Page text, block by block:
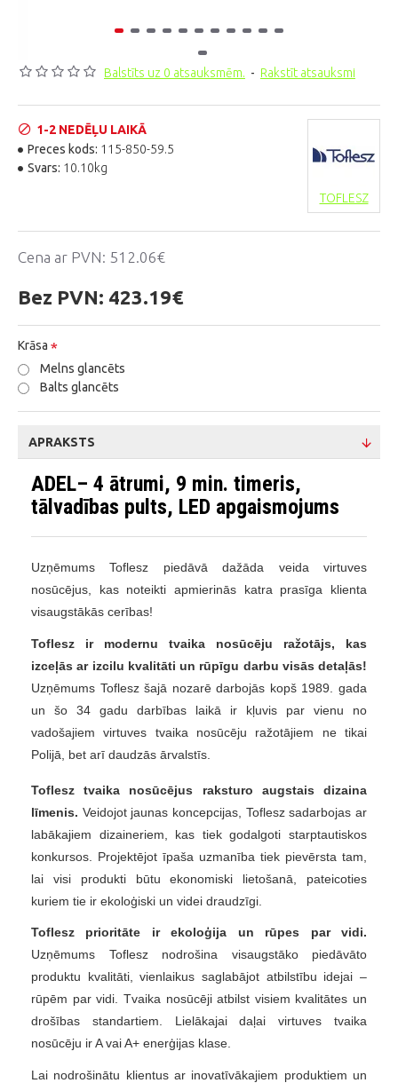
Balstīts uz 0 atsauksmēm. - Rakstīt atsauksmi
Cena ar PVN: 512.06€
Bez PVN: 423.19€
1-2 NEDĒĻU LAIKĀ
Preces kods: 115-850-59.5
Svars: 10.10kg
TOFLESZ
Krāsa
Melns glancēts
Balts glancēts
APRAKSTS
ADEL– 4 ātrumi, 9 min. timeris,
tālvadības pults, LED apgaismojums
Uzņēmums Toflesz piedāvā dažāda veida virtuves
nosūcējus, kas noteikti apmierinās katra prasīga klienta
visaugstākās cerības!
Toflesz ir modernu tvaika nosūcēju ražotājs, kas
izceļās ar izcilu kvalitāti un rūpīgu darbu visās detaļās!
Uzņēmums Toflesz šajā nozarē darbojās kopš 1989. gada
un šo 34 gadu darbības laikā ir kļuvis par vienu no
vadošajiem virtuves tvaika nosūcēju ražotājiem ne tikai
Polijā, bet arī daudzās ārvalstīs.
Toflesz tvaika nosūcējus raksturo augstais dizaina
līmenis. Veidojot jaunas koncepcijas, Toflesz sadarbojas ar
labākajiem dizaineriem, kas tiek godalgoti starptautiskos
konkursos. Projektējot īpaša uzmanība tiek pievērsta tam,
lai visi produkti būtu ekonomiski lietošanā, pateicoties
kuriem tie ir ekoloģiski un videi draudzīgi.
Toflesz prioritāte ir ekoloģija un rūpes par vidi.
Uzņēmums Toflesz nodrošina visaugstāko piedāvāto
produktu kvalitāti, vienlaikus saglabājot atbilstību idejai –
rūpēm par vidi. Tvaika nosūcēji atbilst visiem kvalitātes un
drošības standartiem. Lielākajai daļai virtuves tvaika
nosūcēju ir A vai A+ enerģijas klase.
Lai nodrošinātu klientus ar inovatīvākajiem produktiem un